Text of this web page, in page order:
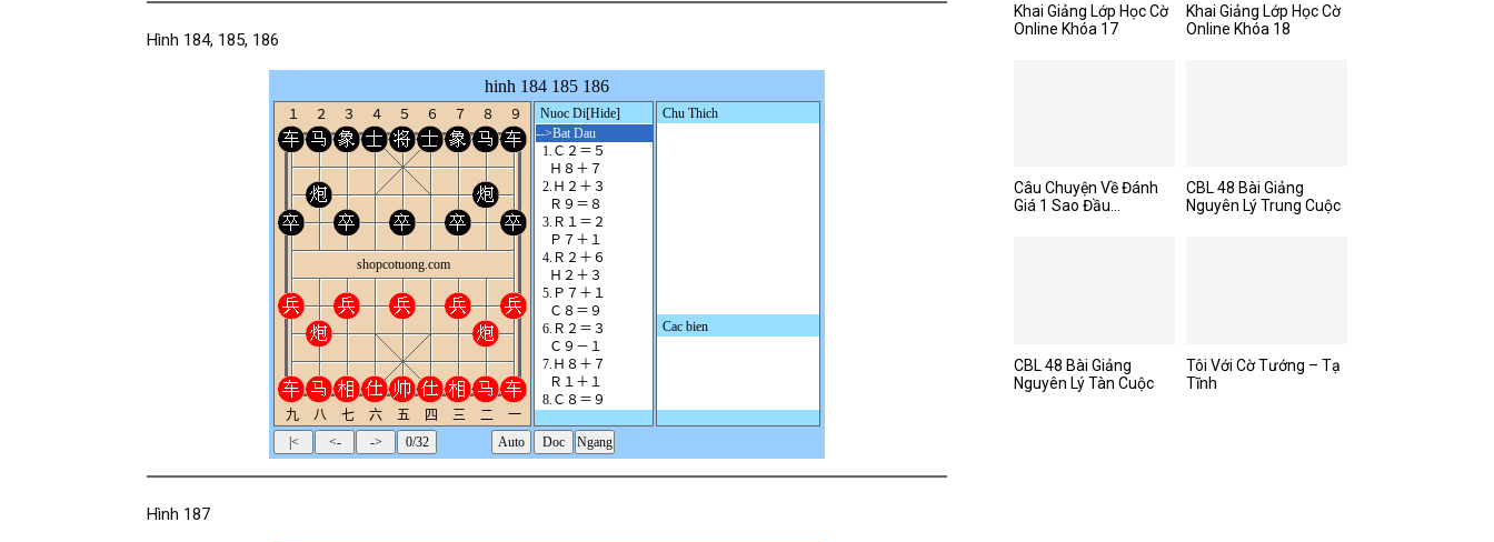
Hình 184, 185, 186
Hình 187
Khai Giảng Lớp Học Cờ
Online Khóa 17
Khai Giảng Lớp Học Cờ
Online Khóa 18
Câu Chuyện Về Đánh
Giá 1 Sao Đầu...
CBL 48 Bài Giảng
Nguyên Lý Trung Cuộc
CBL 48 Bài Giảng
Nguyên Lý Tàn Cuộc
Tôi Với Cờ Tướng – Tạ
Tĩnh